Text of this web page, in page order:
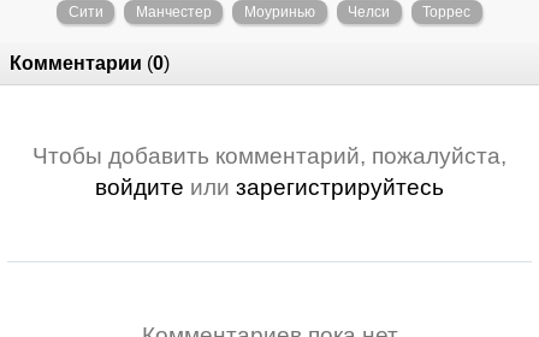
Сити Манчестер Моуринью Челси Торрес
Комментарии (0)
Чтобы добавить комментарий, пожалуйста,
войдите или зарегистрируйтесь